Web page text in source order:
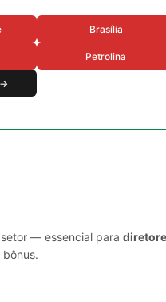
Brasília
Petrolina
— essencial para